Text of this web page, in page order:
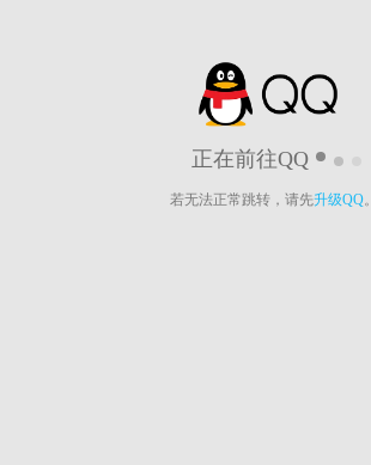
正在前往QQ
若无法正常跳转，请先升级QQ。